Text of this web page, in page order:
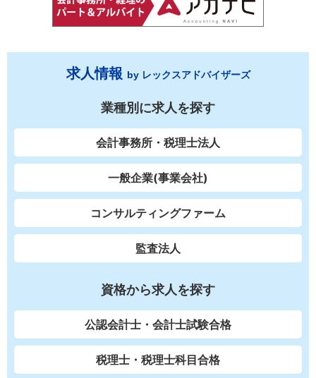
求人情報 by レックスアドバイザーズ
業種別に求人を探す
会計事務所・税理士法人
一般企業(事業会社)
コンサルティングファーム
監査法人
資格から求人を探す
公認会計士・会計士試験合格
税理士・税理士科目合格